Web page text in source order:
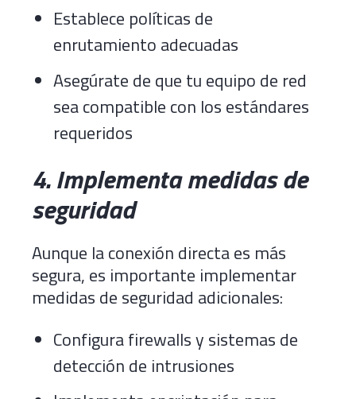
Establece políticas de
enrutamiento adecuadas
Asegúrate de que tu equipo de red
sea compatible con los estándares
requeridos
4. Implementa medidas de
seguridad
Aunque la conexión directa es más
segura, es importante implementar
medidas de seguridad adicionales:
Configura firewalls y sistemas de
detección de intrusiones